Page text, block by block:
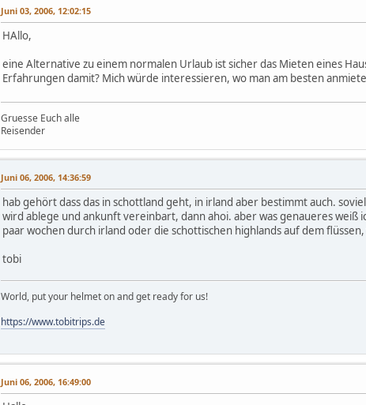
Juni 03, 2006, 12:02:15
HAllo,
eine Alternative zu einem normalen Urlaub ist sicher das Mieten eines
Erfahrungen damit? Mich würde interessieren, wo man am besten
Gruesse Euch alle
Reisender
Juni 06, 2006, 14:36:59
hab gehört dass das in schottland geht, in irland aber bestimmt auch.
wird ablege und ankunft vereinbart, dann ahoi. aber was genaueres weiß
paar wochen durch irland oder die schottischen highlands auf dem
tobi
World, put your helmet on and get ready for us!
https://www.tobitrips.de
Juni 06, 2006, 16:49:00